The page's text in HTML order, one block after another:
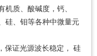
机质、酸碱度，钙、
硅、钼等各种中微量元
保证光源波长稳定， 硅